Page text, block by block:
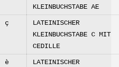
KLEINBUCHSTABE AE
ç
LATEINISCHER
KLEINBUCHSTABE C MIT
CEDILLE
è
LATEINISCHER